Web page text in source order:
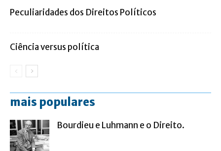
Peculiaridades dos Direitos Políticos
Ciência versus política
mais populares
Bourdieu e Luhmann e o Direito.